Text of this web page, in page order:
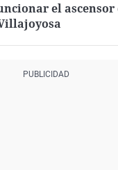
el ascensor